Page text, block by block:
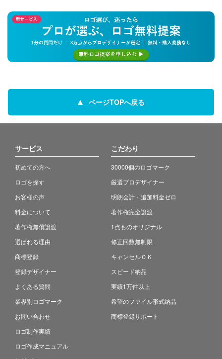
ページTOPへ戻る
サービス
初めての方へ
ロゴを探す
お客様の声
料金について
著作権無償譲渡
選ばれる理由
商標登録
登録デザイナー
よくある質問
業界別ロゴマーク
お問い合わせ
ロゴ制作実績
ロゴ作成マニュアル
こだわり
30000個のロゴマーク
厳選プロデザイナー
明朗会計・追加料金ゼロ
著作権完全譲渡
1点ものオリジナル
修正回数無制限
キャンセルＯＫ
スピード納品
実績1万件以上
希望のファイル形式納品
商標登録サポート